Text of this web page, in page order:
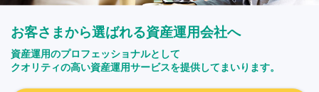
お客さまから選ばれる資産運用会社へ
資産運用のプロフェッショナルとして
クオリティの高い資産運用サービスを提供してまいります。